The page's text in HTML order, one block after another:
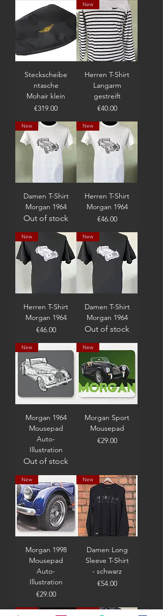
Steckscheibe
ntasche
Mohair klein
Price
€319.00
New
Herren T-Shirt
Langarm
gestreift
Price
€40.00
New
Damen T-Shirt
Morgan 1964
Out of stock
New
Herren T-Shirt
Morgan 1964
Price
€46.00
New
Herren T-Shirt
Morgan 1964
Price
€46.00
New
Damen T-Shirt
Morgan 1964
Out of stock
New
Morgan 1964
Mousepad
Auto-
Illustration
Out of stock
New
Morgan Sport
Mousepad
Price
€29.00
New
Morgan 1998
Mousepad
Auto-
Illustration
Price
€29.00
New
Damen Long
Sleeve T-Shirt
- schwarz
Price
€54.00
New New